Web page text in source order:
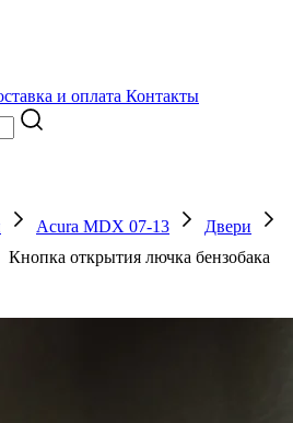
и оплата Контакты
Acura MDX 07-13
Двери
Кнопка открытия лючка бензобака